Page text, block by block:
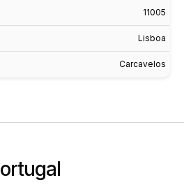
11005
Lisboa
Carcavelos